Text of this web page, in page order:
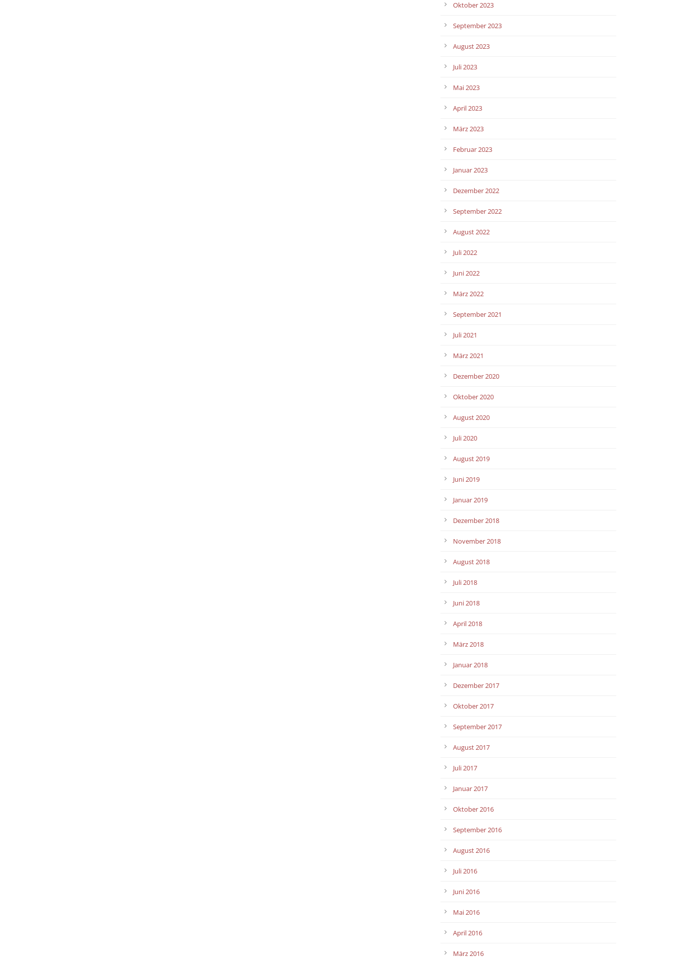
Oktober 2023
September 2023
August 2023
Juli 2023
Mai 2023
April 2023
März 2023
Februar 2023
Januar 2023
Dezember 2022
September 2022
August 2022
Juli 2022
Juni 2022
März 2022
September 2021
Juli 2021
März 2021
Dezember 2020
Oktober 2020
August 2020
Juli 2020
August 2019
Juni 2019
Januar 2019
Dezember 2018
November 2018
August 2018
Juli 2018
Juni 2018
April 2018
März 2018
Januar 2018
Dezember 2017
Oktober 2017
September 2017
August 2017
Juli 2017
Januar 2017
Oktober 2016
September 2016
August 2016
Juli 2016
Juni 2016
Mai 2016
April 2016
März 2016